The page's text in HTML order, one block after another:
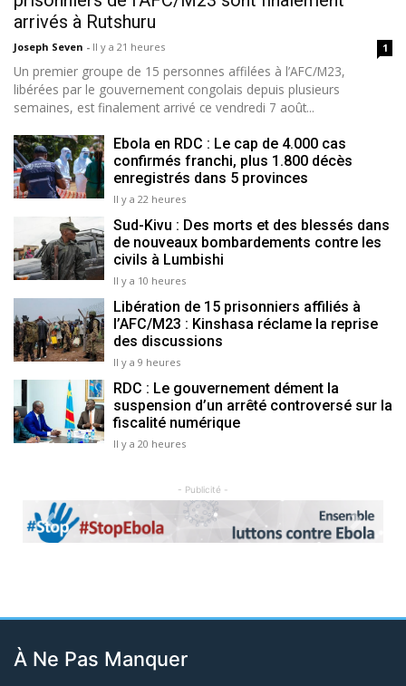
arrivés à Rutshuru
Joseph Seven - Il y a 21 heures 1
Un premier groupe de 15 personnes affilées à l’AFC/M23,
libérées par le gouvernement congolais depuis plusieurs
semaines, est finalement arrivé ce vendredi 7 août...
Ebola en RDC : Le cap de 4.000 cas
confirmés franchi, plus 1.800 décès
enregistrés dans 5 provinces
Il y a 22 heures
Sud-Kivu : Des morts et des blessés dans
de nouveaux bombardements contre les
civils à Lumbishi
Il y a 10 heures
Libération de 15 prisonniers affiliés à
l’AFC/M23 : Kinshasa réclame la reprise
des discussions
Il y a 9 heures
RDC : Le gouvernement dément la
suspension d’un arrêté controversé sur la
fiscalité numérique
Il y a 20 heures
- Publicité -
Previous Next
À Ne Pas Manquer